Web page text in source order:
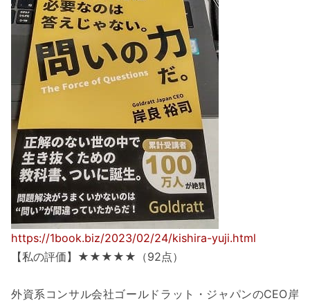
https://1book.biz/2023/02/24/kishira-yuji.html
【私の評価】★★★★★（92点）
外資系コンサル会社ゴールドラット・ジャパンのCEO岸